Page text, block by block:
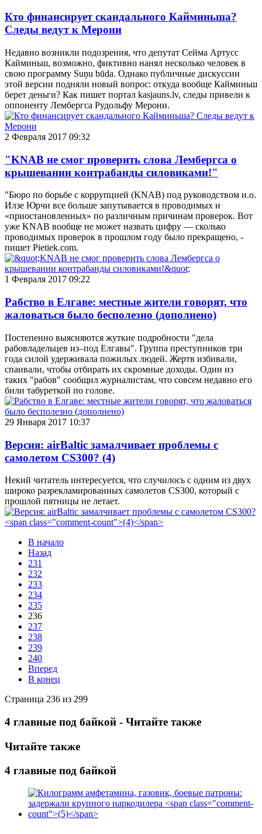
Кто финансирует скандального Кайминьша?
Следы ведут к Мерони
Недавно возникли подозрения, что депутат Сейма Артусс
Кайминьш, возможно, фиктивно нанял несколько человек в
свою программу Suņu būda. Однако публичные дискуссии
этой версии подняли новый вопрос: откуда вообще Кайминьш
берет деньги? Как пишет портал kasjauns.lv, следы привели к
оппоненту Лембергса Рудольфу Мерони.
2 Февраля 2017 09:32
"KNAB не смог проверить cлова Лембергса о
крышевании контрабанды силовиками!"
"Бюро по борьбе с коррупцией (KNAB) под руководством и.о.
Илзе Юрчи все больше запутывается в проводимых и
«приостановленных» по различным причинам проверок. Вот
уже KNAB вообще не может назвать цифру — сколько
проводимых проверок в прошлом году было прекращено, -
пишет Pietiek.com.
1 Февраля 2017 09:22
Рабство в Елгаве: местные жители говорят, что
жаловаться было бесполезно (дополнено)
Постепенно выясняются жуткие подробности "дела
рабовладельцев из–под Елгавы". Группа преступников три
года силой удерживала пожилых людей. Жертв избивали,
спаивали, чтобы отбирать их скромные доходы. Один из
таких "рабов" сообщил журналистам, что совсем недавно его
били табуреткой по голове.
29 Января 2017 10:37
Версия: airBaltic замалчивает проблемы с
самолетом CS300? (4)
Некий читатель интересуется, что случилось с одним из двух
широко разрекламированных самолетов CS300, который с
прошлой пятницы не летает.
В начало
Назад
231
232
233
234
235
236
237
238
239
240
Вперед
В конец
Страница 236 из 299
4 главные под байкой - Читайте также
Читайте также
4 главные под байкой